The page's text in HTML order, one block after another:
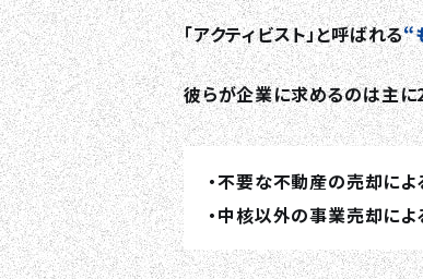
「アクティビスト」と呼ばれる“
彼らが企業に求めるのは主に
・不要な不動産の売却に
・中核以外の事業売却に